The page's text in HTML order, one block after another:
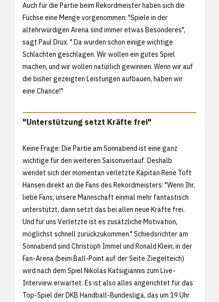
Auch für die Partie beim Rekordmeister haben sich die
Füchse eine Menge vorgenommen: "Spiele in der
altehrwürdigen Arena sind immer etwas Besonderes",
sagt Paul Drux. " Da wurden schon einige wichtige
Schlachten geschlagen. Wir wollen ein gutes Spiel
machen, und wir wollen natürlich gewinnen. Wenn wir auf
die bisher gezeigten Leistungen aufbauen, haben wir
eine Chance!"
"Unterstützung setzt Kräfte frei"
Keine Frage: Die Partie am Sonnabend ist eine ganz
wichtige für den weiteren Saisonverlauf. Deshalb
wendet sich der momentan verletzte Kapitän Rene Toft
Hansen direkt an die Fans des Rekordmeisters: "Wenn Ihr,
liebe Fans, unsere Mannschaft einmal mehr fantastisch
unterstützt, dann setzt das bei allen neue Kräfte frei.
Und für uns Verletzte ist es zusätzliche Motivation,
möglichst schnell zurückzukommen." Schiedsrichter am
Sonnabend sind Christoph Immel und Ronald Klein, in der
Fan-Arena (beim Ball-Point auf der Seite Ziegelteich)
wird nach dem Spiel Nikolas Katsigiannis zum Live-
Interview erwartet. Es ist also alles angerichtet für das
Top-Spiel der DKB Handball-Bundesliga, das um 19 Uhr